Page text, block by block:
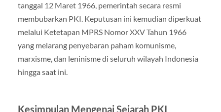
tanggal 12 Maret 1966, pemerintah secara resmi
membubarkan PKI. Keputusan ini kemudian diperkuat
melalui Ketetapan MPRS Nomor XXV Tahun 1966
yang melarang penyebaran paham komunisme,
marxisme, dan leninisme di seluruh wilayah Indonesia
hingga saat ini.
Kesimpulan Mengenai Sejarah PKI